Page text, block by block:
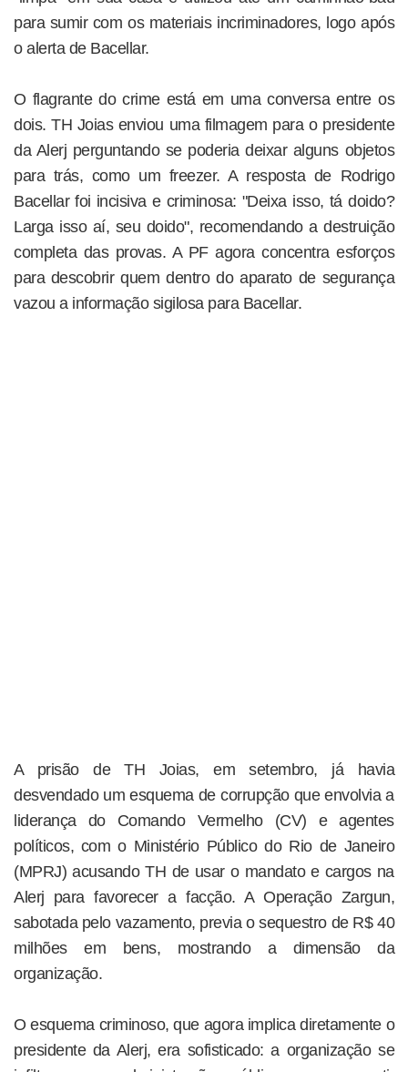
para sumir com os materiais incriminadores, logo após
o alerta de Bacellar.
O flagrante do crime está em uma conversa entre os
dois. TH Joias enviou uma filmagem para o presidente
da Alerj perguntando se poderia deixar alguns objetos
para trás, como um freezer. A resposta de Rodrigo
Bacellar foi incisiva e criminosa: "Deixa isso, tá doido?
Larga isso aí, seu doido", recomendando a destruição
completa das provas. A PF agora concentra esforços
para descobrir quem dentro do aparato de segurança
vazou a informação sigilosa para Bacellar.
A prisão de TH Joias, em setembro, já havia
desvendado um esquema de corrupção que envolvia a
liderança do Comando Vermelho (CV) e agentes
políticos, com o Ministério Público do Rio de Janeiro
(MPRJ) acusando TH de usar o mandato e cargos na
Alerj para favorecer a facção. A Operação Zargun,
sabotada pelo vazamento, previa o sequestro de R$ 40
milhões em bens, mostrando a dimensão da
organização.
O esquema criminoso, que agora implica diretamente o
presidente da Alerj, era sofisticado: a organização se